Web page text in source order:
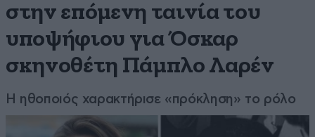
στην επόμενη ταινία του
υποψήφιου για Όσκαρ
σκηνοθέτη Πάμπλο Λαρέν
Η ηθοποιός χαρακτήρισε «πρόκληση» το ρόλο